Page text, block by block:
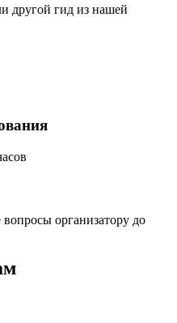
другой гид из нашей
организатору до